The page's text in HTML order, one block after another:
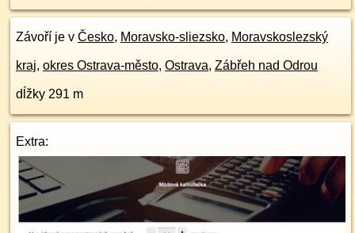
Závoří je v Česko, Moravsko-sliezsko, Moravskoslezský
kraj, okres Ostrava-město, Ostrava, Zábřeh nad Odrou
dĺžky 291 m
Extra: